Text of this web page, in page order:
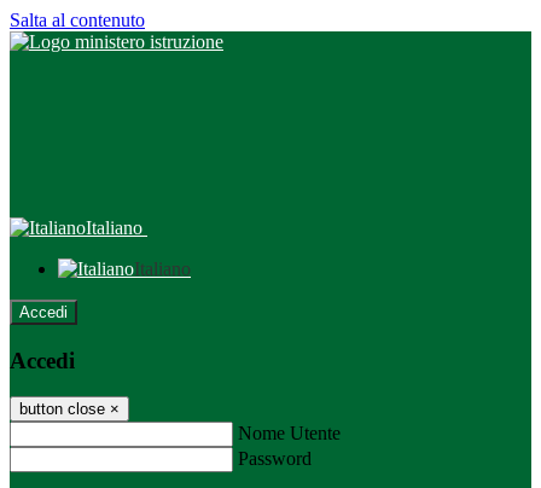
Salta al contenuto
Italiano
Italiano
Accedi
Accedi
button close ×
Nome Utente
Password